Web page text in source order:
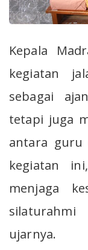
Kepala
kegiatan
sebagai
tetapi juga
antara guru
kegiatan
menjaga
ujarnya.